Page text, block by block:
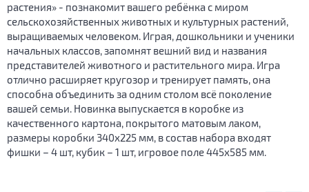
растения» - познакомит вашего ребёнка с миром
сельскохозяйственных животных и культурных растений,
выращиваемых человеком. Играя, дошкольники и ученики
начальных классов, запомнят вешний вид и названия
представителей животного и растительного мира. Игра
отлично расширяет кругозор и тренирует память, она
способна объединить за одним столом всё поколение
вашей семьи. Новинка выпускается в коробке из
качественного картона, покрытого матовым лаком,
размеры коробки 340х225 мм, в состав набора входят
фишки – 4 шт, кубик – 1 шт, игровое поле 445х585 мм.